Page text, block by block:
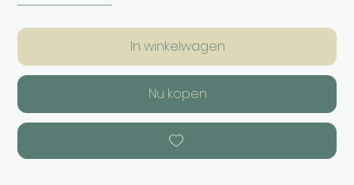
In winkelwagen
Nu kopen